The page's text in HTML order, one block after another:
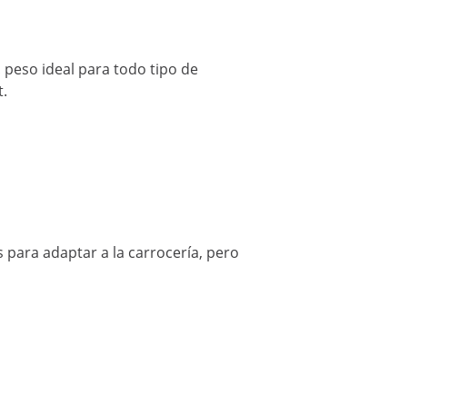
ideal para todo tipo de
adaptar a la carrocería, pero